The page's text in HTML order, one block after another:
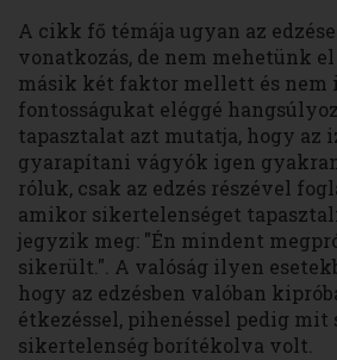
A cikk fő témája ugyan az
vonatkozás, de nem mehetünk
másik két faktor mellett és nem
fontosságukat eléggé
tapasztalat azt mutatja, hogy az
gyarapítani vágyók igen
róluk, csak az edzés részével
amikor sikertelenséget
jegyzik meg: "Én mindent
sikerült.". A valóság ilyen
hogy az edzésben valóban
étkezéssel, pihenéssel pedig mit
sikertelenség borítékolva volt.